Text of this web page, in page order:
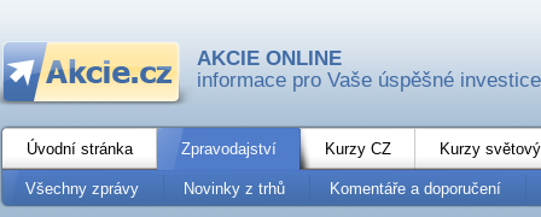
AKCIE ONLINE
informace pro Vaše úspěšné investice
Úvodní stránka Zpravodajství Kurzy CZ Kurzy
Všechny zprávy Novinky z trhů Komentáře a doporučení